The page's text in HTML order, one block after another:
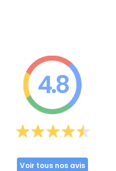
4.8
Voir tous nos avis